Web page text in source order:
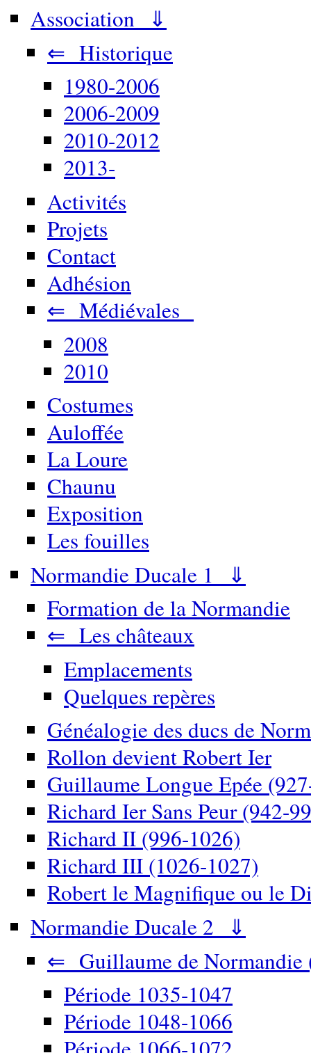
Association ⇓
⇐ Historique
1980-2006
2006-2009
2010-2012
2013-
Activités
Projets
Contact
Adhésion
⇐ Médiévales
2008
2010
Costumes
Auloffée
La Loure
Chaunu
Exposition
Les fouilles
Normandie Ducale 1 ⇓
Formation de la Normandie
⇐ Les châteaux
Emplacements
Quelques repères
Généalogie des ducs de
Rollon devient Robert Ier
Guillaume Longue Epée
Richard Ier Sans Peur (942-
Richard II (996-1026)
Richard III (1026-1027)
Robert le Magnifique ou le
Normandie Ducale 2 ⇓
⇐ Guillaume de Normandie
Période 1035-1047
Période 1048-1066